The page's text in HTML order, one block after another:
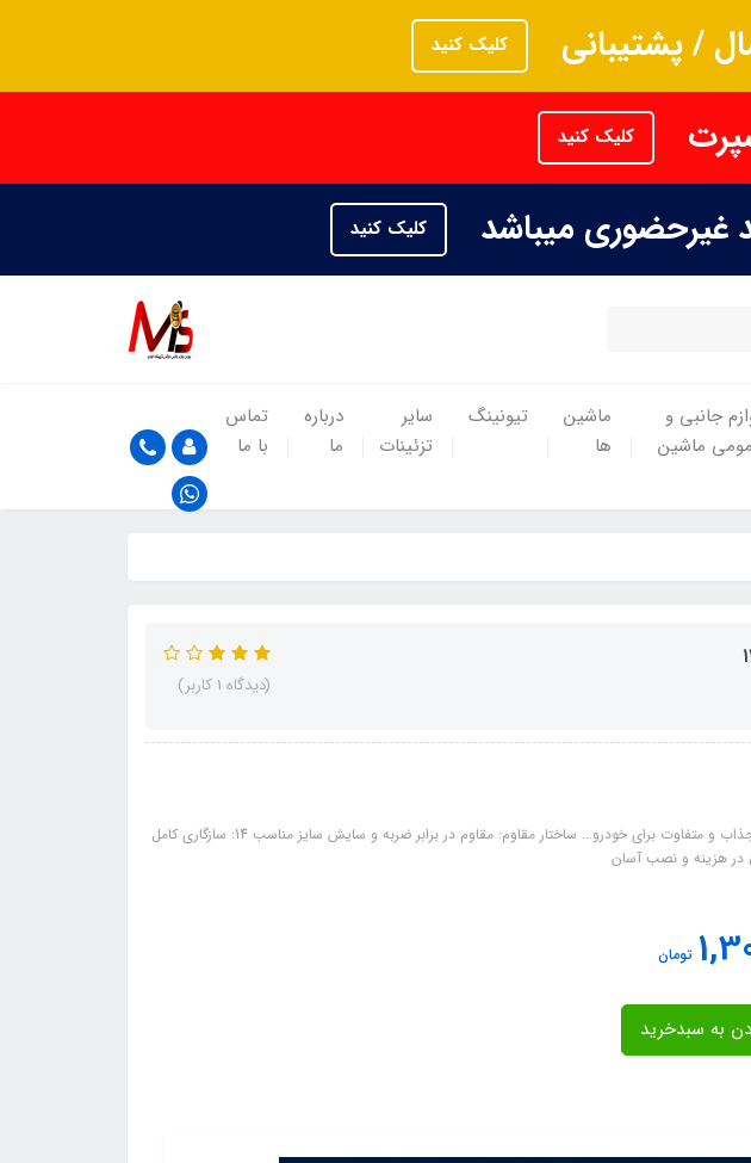
/ پشتیبانی کلیک کنید
کلیک کنید
غیرحضوری میباشد کلیک کنید
جانبی و
ماشین
ماشین
ها
تیونینگ
سایر
تزئینات
درباره
ما
تماس
با ما
(دیدگاه 1 کاربر)
مشخصات: طراحی اسپرت و مدرن: ظاهر جذاب و متفاوت برای خودرو... ساختار مقاوم: مقاوم در برابر ضربه و سایش سایز مناسب 14: سازگاری کامل
تومان